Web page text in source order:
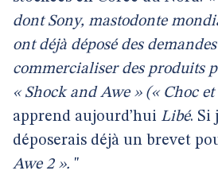
dont Sony, mastodonte
ont déjà déposé des
commercialiser des produits
« Shock and Awe » (« Choc
apprend aujourd’hui Libé. Si
déposerais déjà un brevet
Awe 2 ». "